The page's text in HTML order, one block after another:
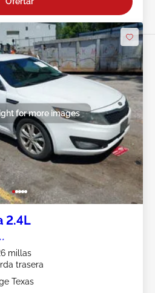
for more images
2.4L
millas
trasera
Texas